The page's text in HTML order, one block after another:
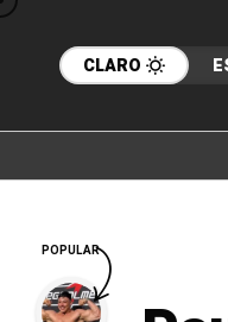
CLARO
POPULAR